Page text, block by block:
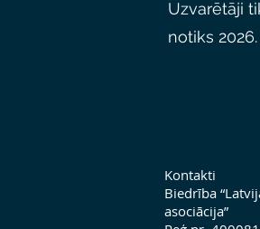
Uzvarētāji
notiks
Kontakti
Biedrība
asociācija”